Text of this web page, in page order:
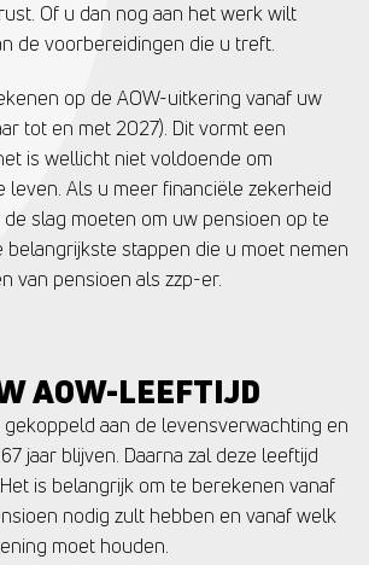
Of u dan nog aan het werk wilt
de voorbereidingen die u treft.
op de AOW-uitkering vanaf uw
tot en met 2027). Dit vormt een
is wellicht niet voldoende om
leven. Als u meer financiële zekerheid
slag moeten om uw pensioen op te
belangrijkste stappen die u moet nemen
van pensioen als zzp-er.
AOW-LEEFTIJD
gekoppeld aan de levensverwachting en
jaar blijven. Daarna zal deze leeftijd
is belangrijk om te berekenen vanaf
nodig zult hebben en vanaf welk
moet houden.